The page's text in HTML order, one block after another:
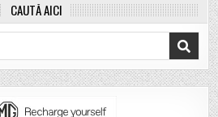
CAUTĂ AICI